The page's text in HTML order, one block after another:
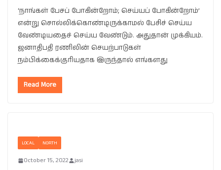
‘நாங்கள் பேசப் போகின்றோம்; செய்யப் போகின்றோம்’
என்று சொல்லிக்கொண்டிருக்காமல் பேசிச் செய்ய
வேண்டியதைச் செய்ய வேண்டும். அதுதான் முக்கியம்.
ஜனாதிபதி ரணிலின் செயற்பாடுகள்
நம்பிக்கைக்குரியதாக இருந்தால் எங்களது
Read More
LOCAL NORTH
October 15, 2022 jasi